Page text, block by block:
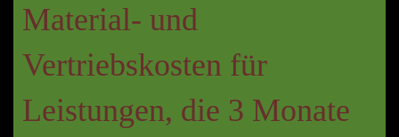
Material- und
Vertriebskosten für
Leistungen, die 3 Monate